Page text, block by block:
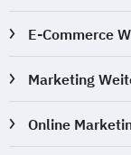
E-Commerce
Marketing
Online